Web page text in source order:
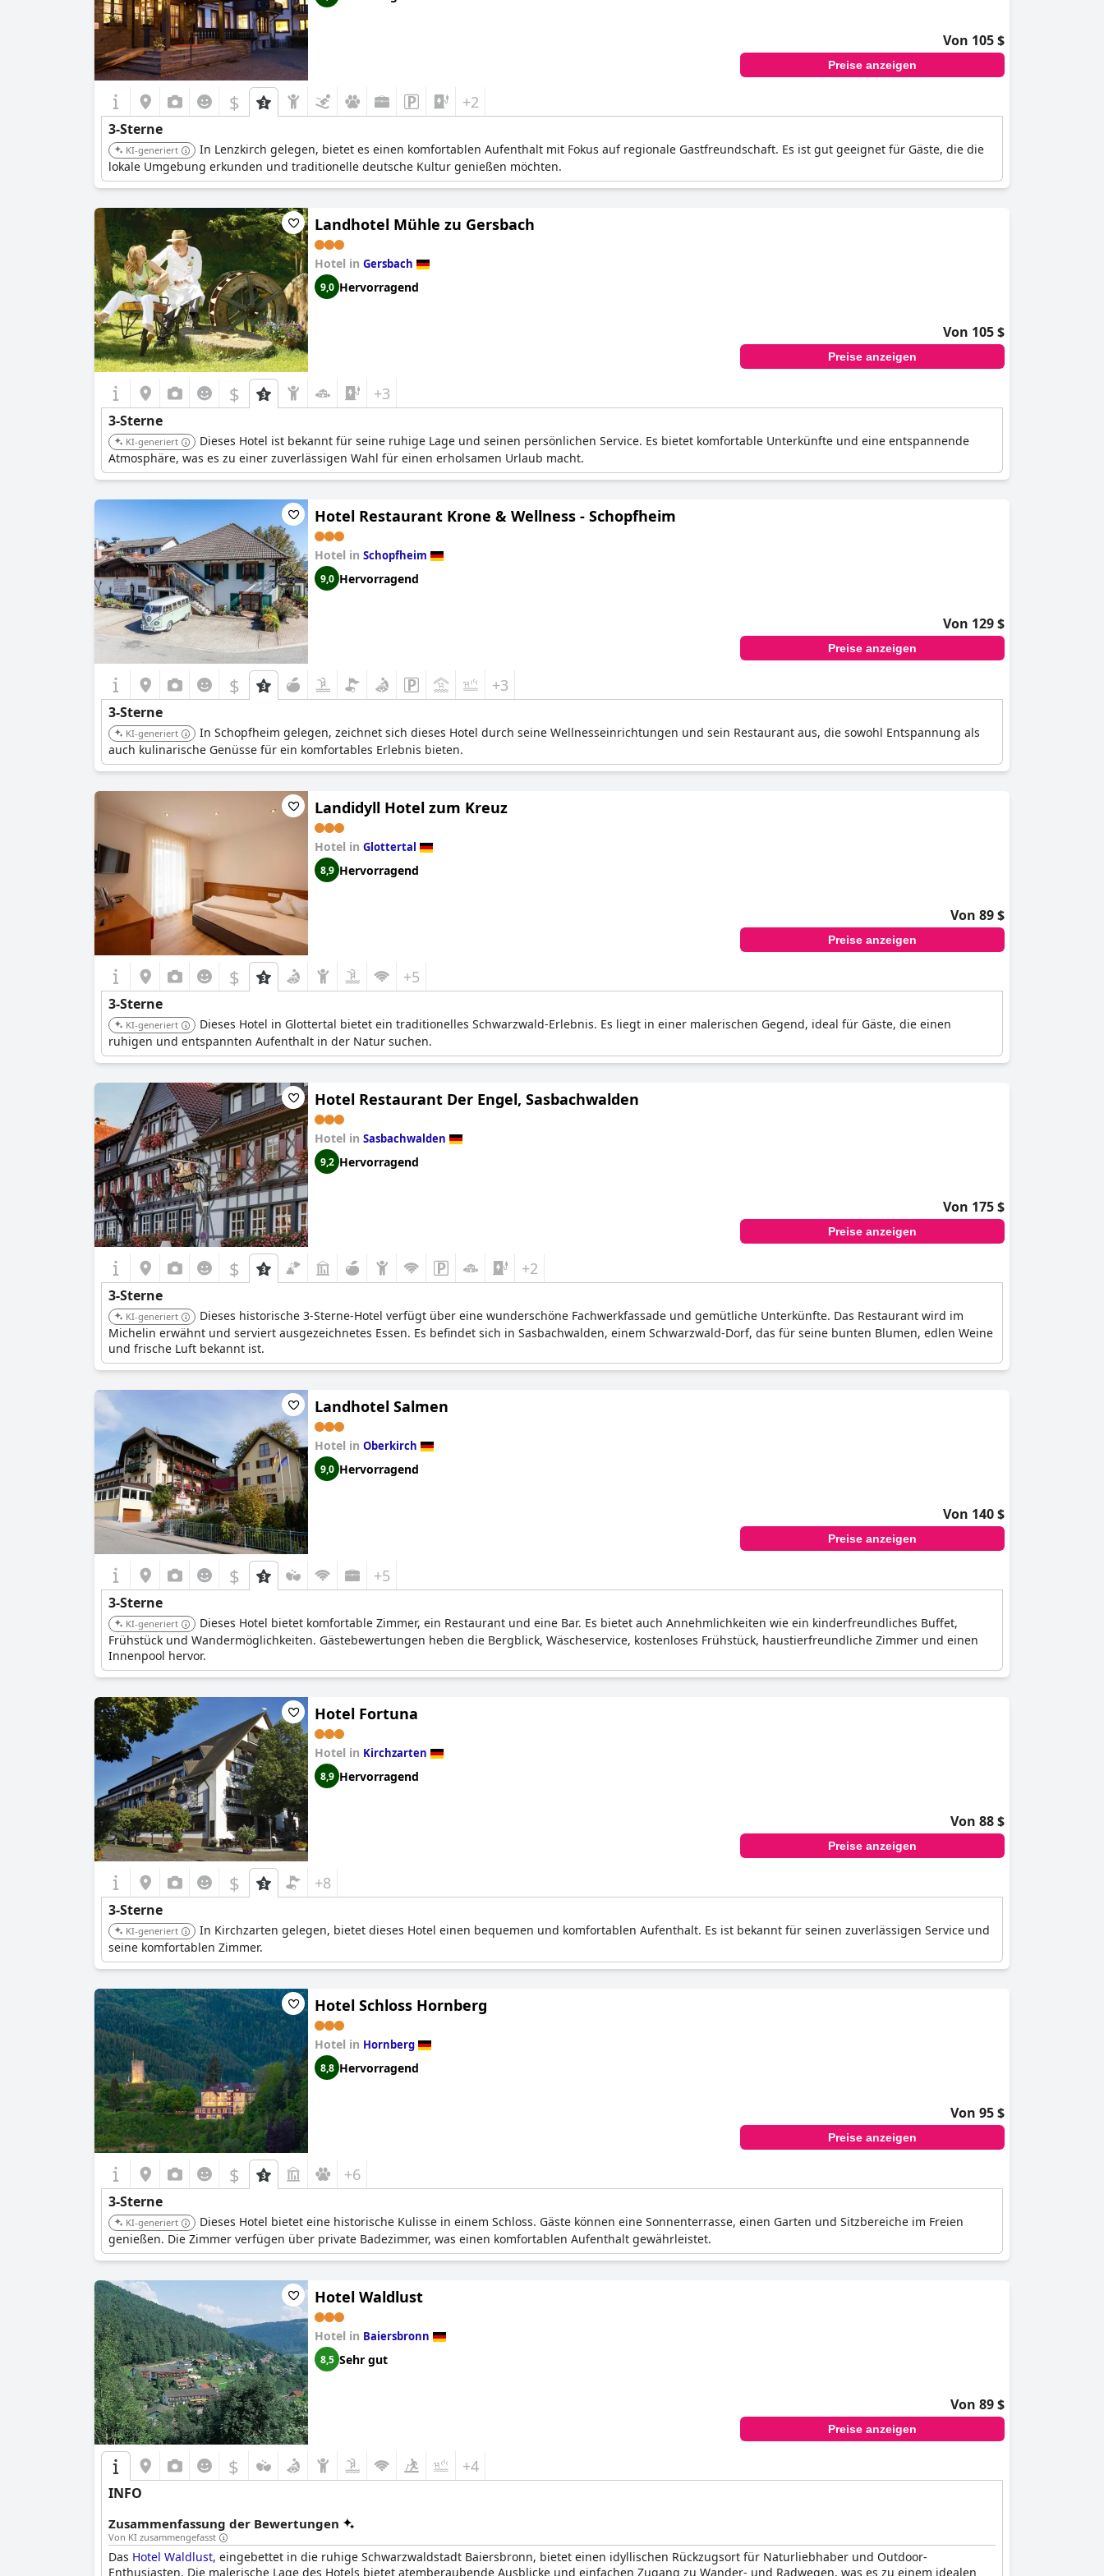
Von 105 $
Preise anzeigen
$ +2
3-Sterne
KI-generiert
In Lenzkirch gelegen, bietet es einen komfortablen Aufenthalt mit Fokus auf regionale Gastfreundschaft. Es ist gut geeignet für Gäste, die die
lokale Umgebung erkunden und traditionelle deutsche Kultur genießen möchten.
Landhotel Mühle zu Gersbach
Hotel in Gersbach
9,0 Hervorragend
Von 105 $
Preise anzeigen
$ +3
3-Sterne
KI-generiert
Dieses Hotel ist bekannt für seine ruhige Lage und seinen persönlichen Service. Es bietet komfortable Unterkünfte und eine entspannende
Atmosphäre, was es zu einer zuverlässigen Wahl für einen erholsamen Urlaub macht.
Hotel Restaurant Krone & Wellness - Schopfheim
Hotel in Schopfheim
9,0 Hervorragend
Von 129 $
Preise anzeigen
$ +3
3-Sterne
KI-generiert
In Schopfheim gelegen, zeichnet sich dieses Hotel durch seine Wellnesseinrichtungen und sein Restaurant aus, die sowohl Entspannung als
auch kulinarische Genüsse für ein komfortables Erlebnis bieten.
Landidyll Hotel zum Kreuz
Hotel in Glottertal
8,9 Hervorragend
Von 89 $
Preise anzeigen
$ +5
3-Sterne
KI-generiert
Dieses Hotel in Glottertal bietet ein traditionelles Schwarzwald-Erlebnis. Es liegt in einer malerischen Gegend, ideal für Gäste, die einen
ruhigen und entspannten Aufenthalt in der Natur suchen.
Hotel Restaurant Der Engel, Sasbachwalden
Hotel in Sasbachwalden
9,2 Hervorragend
Von 175 $
Preise anzeigen
$ +2
3-Sterne
KI-generiert
Dieses historische 3-Sterne-Hotel verfügt über eine wunderschöne Fachwerkfassade und gemütliche Unterkünfte. Das Restaurant wird im
Michelin erwähnt und serviert ausgezeichnetes Essen. Es befindet sich in Sasbachwalden, einem Schwarzwald-Dorf, das für seine bunten Blumen, edlen Weine
und frische Luft bekannt ist.
Landhotel Salmen
Hotel in Oberkirch
9,0 Hervorragend
Von 140 $
Preise anzeigen
$ +5
3-Sterne
KI-generiert
Dieses Hotel bietet komfortable Zimmer, ein Restaurant und eine Bar. Es bietet auch Annehmlichkeiten wie ein kinderfreundliches Buffet,
Frühstück und Wandermöglichkeiten. Gästebewertungen heben die Bergblick, Wäscheservice, kostenloses Frühstück, haustierfreundliche Zimmer und einen
Innenpool hervor.
Hotel Fortuna
Hotel in Kirchzarten
8,9 Hervorragend
Von 88 $
Preise anzeigen
$ +8
3-Sterne
KI-generiert
In Kirchzarten gelegen, bietet dieses Hotel einen bequemen und komfortablen Aufenthalt. Es ist bekannt für seinen zuverlässigen Service und
seine komfortablen Zimmer.
Hotel Schloss Hornberg
Hotel in Hornberg
8,8 Hervorragend
Von 95 $
Preise anzeigen
$ +6
3-Sterne
KI-generiert
Dieses Hotel bietet eine historische Kulisse in einem Schloss. Gäste können eine Sonnenterrasse, einen Garten und Sitzbereiche im Freien
genießen. Die Zimmer verfügen über private Badezimmer, was einen komfortablen Aufenthalt gewährleistet.
Hotel Waldlust
Hotel in Baiersbronn
8,5 Sehr gut
Von 89 $
Preise anzeigen
$ +4
INFO
Zusammenfassung der Bewertungen
Von KI zusammengefasst
Das Hotel Waldlust, eingebettet in die ruhige Schwarzwaldstadt Baiersbronn, bietet einen idyllischen Rückzugsort für Naturliebhaber und Outdoor-
Enthusiasten. Die malerische Lage des Hotels bietet atemberaubende Ausblicke und einfachen Zugang zu Wander- und Radwegen, was es zu einem idealen